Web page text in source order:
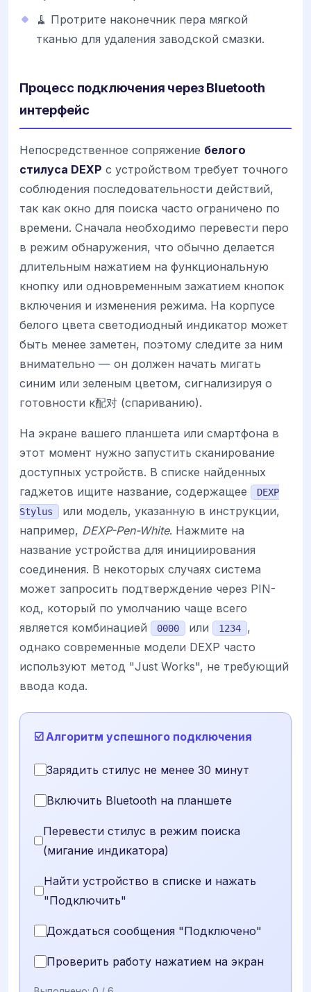
🧹 Протрите наконечник пера мягкой
тканью для удаления заводской смазки.
Процесс подключения через Bluetooth
интерфейс
Непосредственное сопряжение белого
стилуса DEXP с устройством требует точного
соблюдения последовательности действий,
так как окно для поиска часто ограничено по
времени. Сначала необходимо перевести перо
в режим обнаружения, что обычно делается
длительным нажатием на функциональную
кнопку или одновременным зажатием кнопок
включения и изменения режима. На корпусе
белого цвета светодиодный индикатор может
быть менее заметен, поэтому следите за ним
внимательно — он должен начать мигать
синим или зеленым цветом, сигнализируя о
готовности к配对 (спариванию).
На экране вашего планшета или смартфона в
этот момент нужно запустить сканирование
доступных устройств. В списке найденных
гаджетов ищите название, содержащее
DEXP
Stylus
или модель, указанную в инструкции,
например, DEXP-Pen-White. Нажмите на
название устройства для инициирования
соединения. В некоторых случаях система
может запросить подтверждение через PIN-
код, который по умолчанию чаще всего
является комбинацией
0000 или 1234
,
однако современные модели DEXP часто
используют метод "Just Works", не требующий
ввода кода.
☑️ Алгоритм успешного подключения
Зарядить стилус не менее 30 минут
Включить Bluetooth на планшете
Перевести стилус в режим поиска
(мигание индикатора)
Найти устройство в списке и нажать
"Подключить"
Дождаться сообщения "Подключено"
Проверить работу нажатием на экран